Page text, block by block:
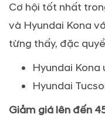
Cơ hội tốt nhất
và Hyundai Kona
từng thấy, đặc
Hyundai
Hyundai
Giảm giá lên đến